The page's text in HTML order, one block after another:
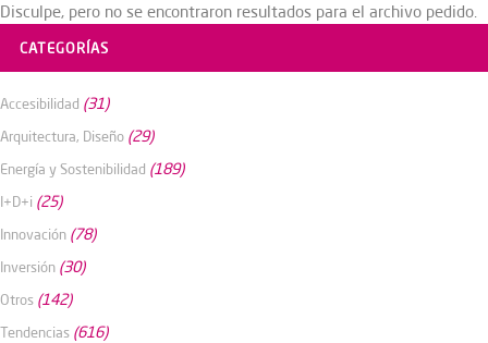
Disculpe, pero no se encontraron resultados para el archivo pedido.
CATEGORÍAS
Accesibilidad (31)
Arquitectura, Diseño (29)
Energía y Sostenibilidad (189)
I+D+i (25)
Innovación (78)
Inversión (30)
Otros (142)
Tendencias (616)